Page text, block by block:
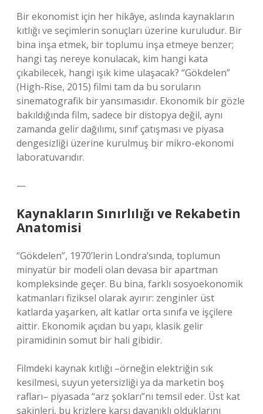
Bir ekonomist için her hikâye, aslında kaynakların
kıtlığı ve seçimlerin sonuçları üzerine kuruludur. Bir
bina inşa etmek, bir toplumu inşa etmeye benzer;
hangi taş nereye konulacak, kim hangi kata
çıkabilecek, hangi ışık kime ulaşacak? “Gökdelen”
(High-Rise, 2015) filmi tam da bu soruların
sinematografik bir yansımasıdır. Ekonomik bir gözle
bakıldığında film, sadece bir distopya değil, aynı
zamanda gelir dağılımı, sınıf çatışması ve piyasa
dengesizliği üzerine kurulmuş bir mikro-ekonomi
laboratuvarıdır.
—
Kaynakların Sınırlılığı ve Rekabetin
Anatomisi
“Gökdelen”, 1970’lerin Londra’sında, toplumun
minyatür bir modeli olan devasa bir apartman
kompleksinde geçer. Bu bina, farklı sosyoekonomik
katmanları fiziksel olarak ayırır: zenginler üst
katlarda yaşarken, alt katlar orta sınıfa ve işçilere
aittir. Ekonomik açıdan bu yapı, klasik gelir
piramidinin somut bir hali gibidir.
Filmdeki kaynak kıtlığı –örneğin elektriğin sık
kesilmesi, suyun yetersizliği ya da marketin boş
rafları– piyasada “arz şokları”nı temsil eder. Üst kat
sakinleri, bu krizlere karşı dayanıklı olduklarını